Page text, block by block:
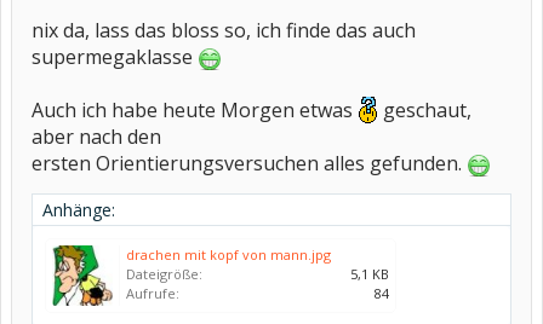
nix da, lass das bloss so, ich finde das auch
supermegaklasse
Auch ich habe heute Morgen etwas
geschaut,
aber nach den
ersten Orientierungsversuchen alles gefunden.
Anhänge:
drachen mit kopf von mann.jpg
Dateigröße:
5,1 KB
Aufrufe:
84